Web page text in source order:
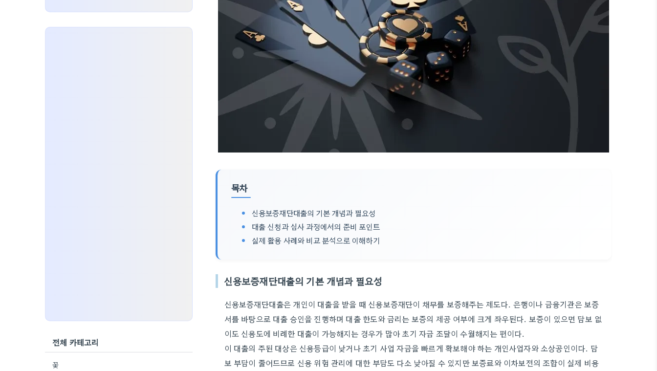
목차
신용보증재단대출의 기본 개념과 필요성
대출 신청과 심사 과정에서의 준비 포인트
실제 활용 사례와 비교 분석으로 이해하기
신용보증재단대출의 기본 개념과 필요성
신용보증재단대출은 개인이 대출을 받을 때 신용보증재단이 채무를 보증해주는 제도다. 은행이나 금융기관은 보증
서를 바탕으로 대출 승인을 진행하며 대출 한도와 금리는 보증의 제공 여부에 크게 좌우된다. 보증이 있으면 담보 없
이도 신용도에 비례한 대출이 가능해지는 경우가 많아 초기 자금 조달이 수월해지는 편이다.
이 대출의 주된 대상은 신용등급이 낮거나 초기 사업 자금을 빠르게 확보해야 하는 개인사업자와 소상공인이다. 담
보 부담이 줄어드므로 신용 위험 관리에 대한 부담도 다소 낮아질 수 있지만 보증료와 이차보전의 조합이 실제 비용
전체 카테고리
꽃